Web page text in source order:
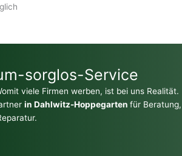
sorglos-Service
viele Firmen werben, ist bei uns Realität.
in Dahlwitz-Hoppegarten für Beratung,